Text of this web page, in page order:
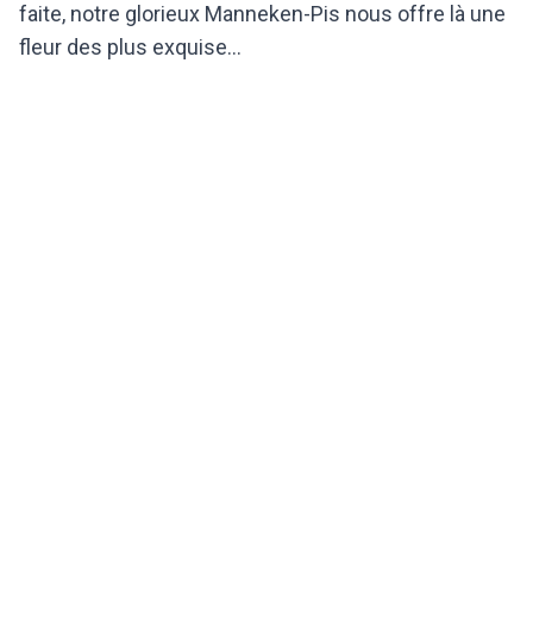
faite, notre glorieux Manneken-Pis nous offre là une
fleur des plus exquise…